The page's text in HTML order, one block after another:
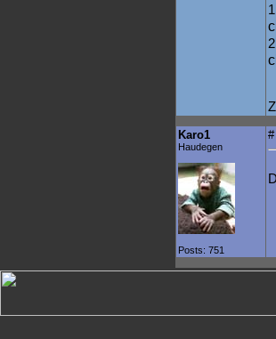
Karo1
Haudegen
Posts: 751
#